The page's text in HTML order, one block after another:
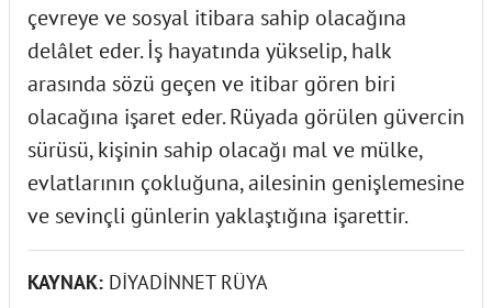
çevreye ve sosyal itibara sahip olacağına
delâlet eder. İş hayatında yükselip, halk
arasında sözü geçen ve itibar gören biri
olacağına işaret eder. Rüyada görülen güvercin
sürüsü, kişinin sahip olacağı mal ve mülke,
evlatlarının çokluğuna, ailesinin genişlemesine
ve sevinçli günlerin yaklaştığına işarettir.
KAYNAK: DİYADİNNET RÜYA